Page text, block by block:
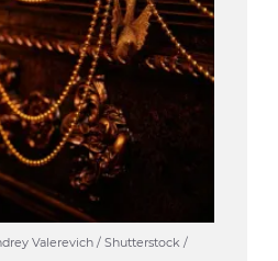
Valerevich / Shutterstock /